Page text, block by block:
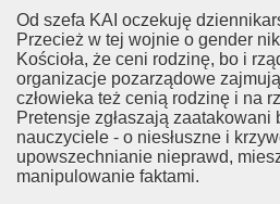
Od szefa KAI oczekuję
Przecież w tej wojnie o gender
Kościoła, że ceni rodzinę, bo i
organizacje pozarządowe
człowieka też cenią rodzinę i na
Pretensje zgłaszają zaatakowani
nauczyciele - o niesłuszne i
upowszechnianie nieprawd,
manipulowanie faktami.